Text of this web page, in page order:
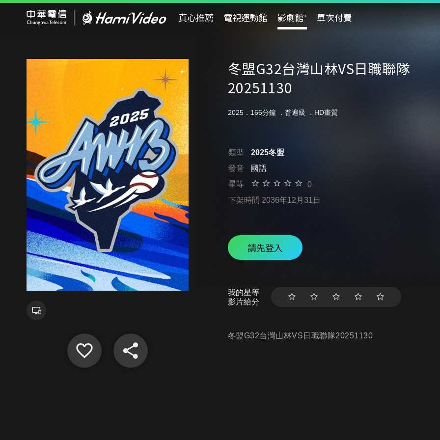
真心推薦 電視運動館 影劇館⁺ 單次付費
冬盟G32台灣山林VS日職聯隊
20251130
2025．166分鐘 ． 普遍級 ．HD畫質
類型
2025冬盟
發音
國語
星等
0
下架時間 2036年12月31日
請先登入
我的星等
影片給分
冬盟G32台灣山林VS日職聯隊20251130